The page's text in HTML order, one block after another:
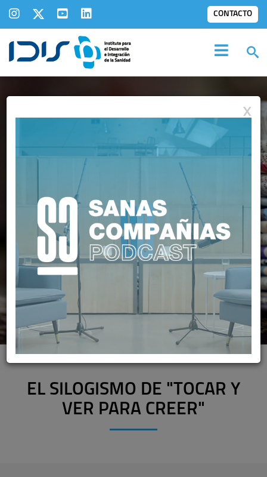
CONTACTO
IDIS EN LOSMEDIOS
EL SILOGISMO DE "TOCAR Y
VER PARA CREER"
X